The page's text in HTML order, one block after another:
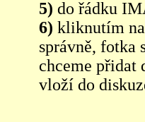
5) do řádku
6) kliknutím
správně, fotka
chceme
vloží do